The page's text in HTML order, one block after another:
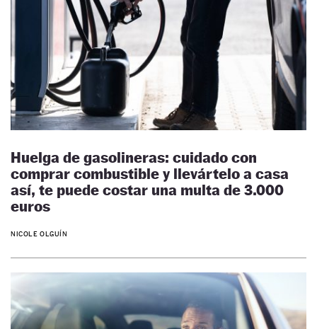
Huelga de gasolineras: cuidado con
comprar combustible y llevártelo a casa
así, te puede costar una multa de 3.000
euros
NICOLE OLGUÍN